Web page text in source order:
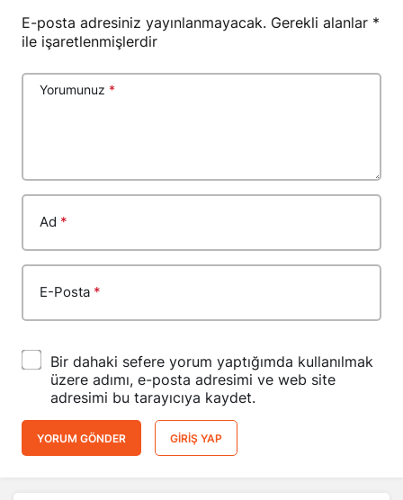
E-posta adresiniz yayınlanmayacak. Gerekli alanlar *
ile işaretlenmişlerdir
Yorumunuz *
Ad *
E-Posta *
Bir dahaki sefere yorum yaptığımda kullanılmak
üzere adımı, e-posta adresimi ve web site
adresimi bu tarayıcıya kaydet.
YORUM GÖNDER GIRIŞ YAP